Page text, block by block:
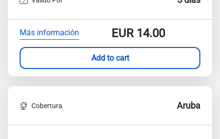
Más información EUR14.00
Add to cart
Cobertura Aruba